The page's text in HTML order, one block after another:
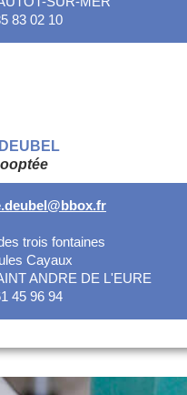
83 02 10
trois fontaines
Cayaux
ANDRE DE L'EURE
45 96 94